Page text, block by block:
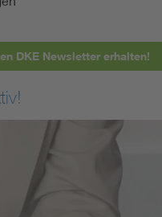
DKE Newsletter erhalten!